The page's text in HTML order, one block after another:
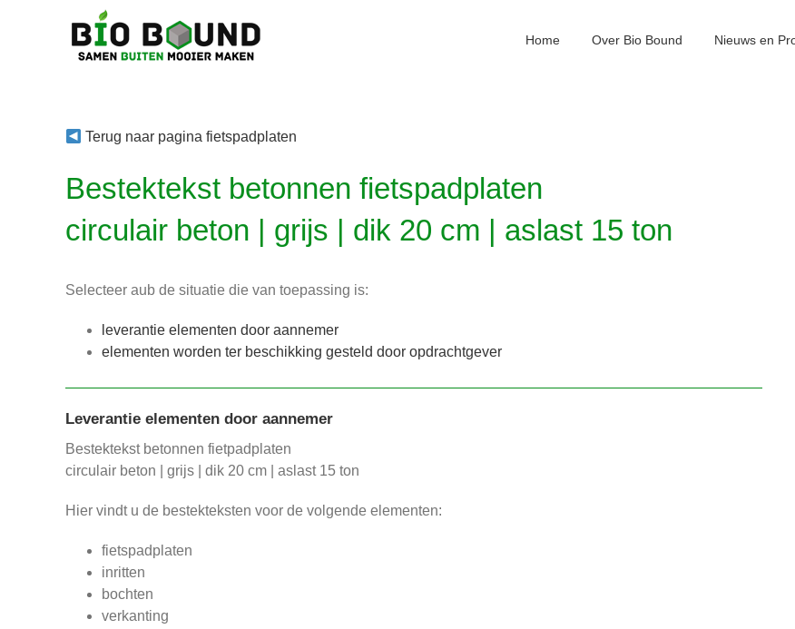
Home Over Bio Bound Nieuws en
Terug naar pagina fietspadplaten
Bestektekst betonnen fietspadplaten
circulair beton | grijs | dik 20 cm | aslast 15 ton
Selecteer aub de situatie die van toepassing is:
leverantie elementen door aannemer
elementen worden ter beschikking gesteld door opdrachtgever
Leverantie elementen door aannemer
Bestektekst betonnen fietpadplaten
circulair beton | grijs | dik 20 cm | aslast 15 ton
Hier vindt u de bestekteksten voor de volgende elementen:
fietspadplaten
inritten
bochten
verkanting